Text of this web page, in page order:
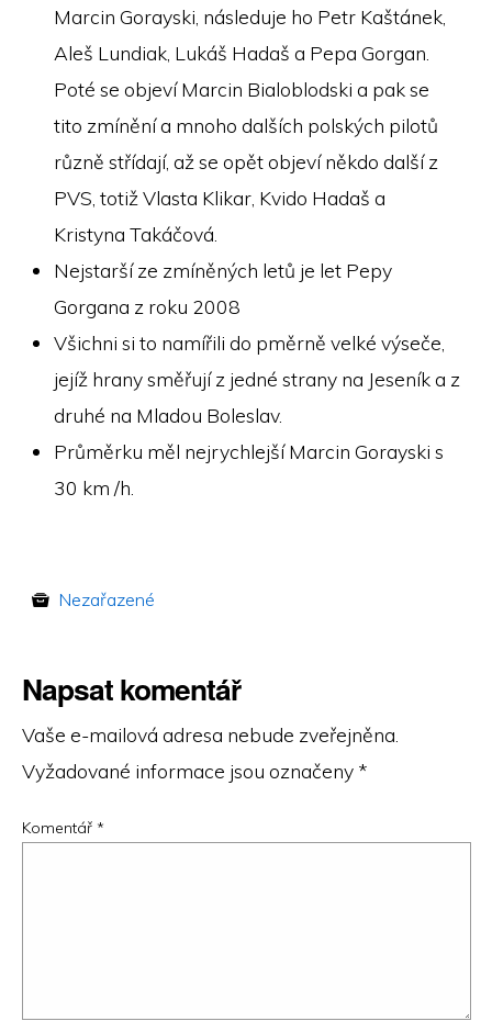
Marcin Gorayski, následuje ho Petr Kaštánek,
Aleš Lundiak, Lukáš Hadaš a Pepa Gorgan.
Poté se objeví Marcin Bialoblodski a pak se
tito zmínění a mnoho dalších polských pilotů
různě střídají, až se opět objeví někdo další z
PVS, totiž Vlasta Klikar, Kvido Hadaš a
Kristyna Takáčová.
Nejstarší ze zmíněných letů je let Pepy
Gorgana z roku 2008
Všichni si to namířili do pměrně velké výseče,
jejíž hrany směřují z jedné strany na Jeseník a z
druhé na Mladou Boleslav.
Průměrku měl nejrychlejší Marcin Gorayski s
30 km /h.
Nezařazené
Napsat komentář
Vaše e-mailová adresa nebude zveřejněna.
Vyžadované informace jsou označeny *
Komentář *